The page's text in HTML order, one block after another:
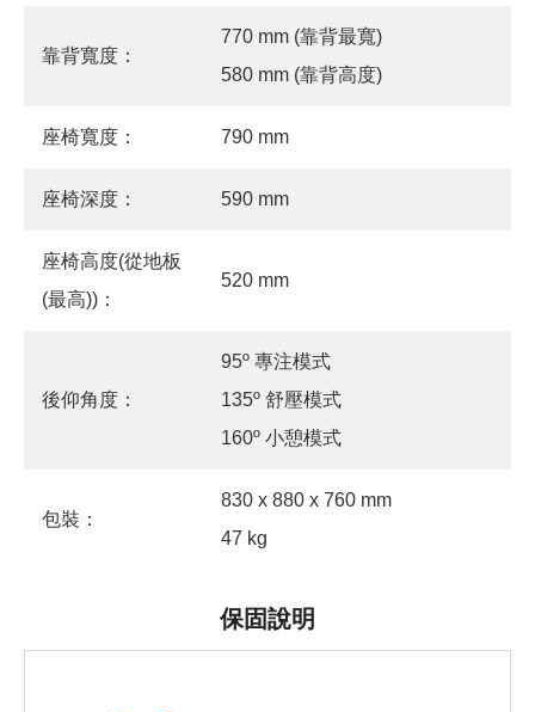
靠背寬度：
770 mm (靠背最寬)
580 mm (靠背高度)
座椅寬度： 790 mm
座椅深度： 590 mm
座椅高度(從地板
(最高))：
520 mm
後仰角度：
95º 專注模式
135º 舒壓模式
160º 小憩模式
包裝：
830 x 880 x 760 mm
47 kg
保固說明